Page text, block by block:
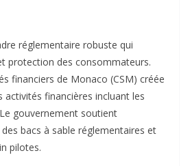
réglementaire robuste qui
protection des consommateurs.
financiers de Monaco (CSM) créée
activités financières incluant les
gouvernement soutient
bacs à sable réglementaires et
pilotes.​